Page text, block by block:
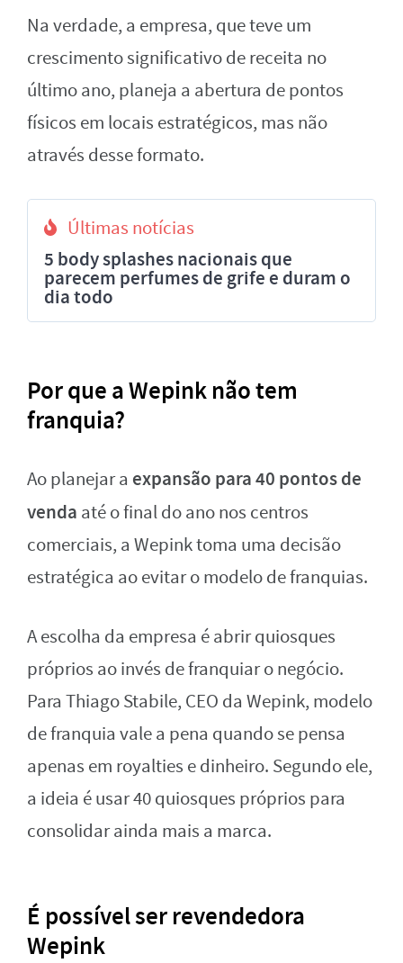
Na verdade, a empresa, que teve um
crescimento significativo de receita no
último ano, planeja a abertura de pontos
físicos em locais estratégicos, mas não
através desse formato.
Últimas notícias
5 body splashes nacionais que
parecem perfumes de grife e duram o
dia todo
Por que a Wepink não tem
franquia?
Ao planejar a expansão para 40 pontos de
venda até o final do ano nos centros
comerciais, a Wepink toma uma decisão
estratégica ao evitar o modelo de franquias.
A escolha da empresa é abrir quiosques
próprios ao invés de franquiar o negócio.
Para Thiago Stabile, CEO da Wepink, modelo
de franquia vale a pena quando se pensa
apenas em royalties e dinheiro. Segundo ele,
a ideia é usar 40 quiosques próprios para
consolidar ainda mais a marca.
É possível ser revendedora
Wepink